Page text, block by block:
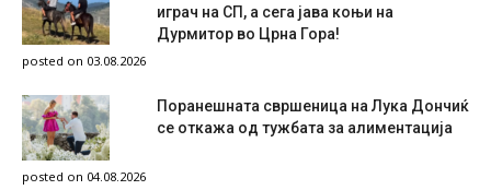
играч на СП, а сега јава коњи на
Дурмитор во Црна Гора!
posted on 03.08.2026
Поранешната свршеница на Лука Дончиќ
се откажа од тужбата за алиментација
posted on 04.08.2026